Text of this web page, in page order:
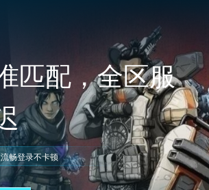
匹配，全区服
畅登录不卡顿